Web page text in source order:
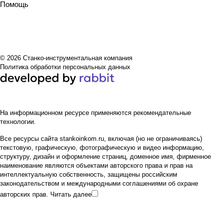
Помощь
© 2026 Станко-инструментальная компания
Политика обработки персональных данных
На информационном ресурсе применяются рекомендательные
технологии.
Все ресурсы сайта stankoinkom.ru, включая (но не ограничиваясь)
текстовую, графическую, фотографическую и видео информацию,
структуру, дизайн и оформление страниц, доменное имя, фирменное
наименование являются объектами авторского права и прав на
интеллектуальную собственность, защищены российским
законодательством и международными соглашениями об охране
авторских прав. Читать далее